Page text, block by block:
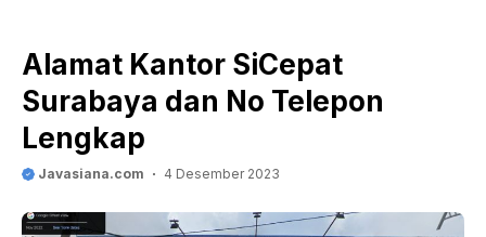
Alamat Kantor SiCepat
Surabaya dan No Telepon
Lengkap
Javasiana.com 4 Desember 2023